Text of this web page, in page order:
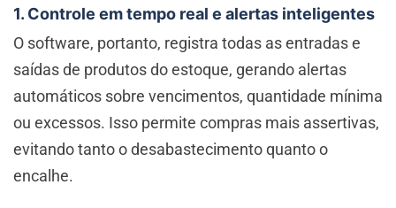
1. Controle em tempo real e alertas inteligentes
O software, portanto, registra todas as entradas e
saídas de produtos do estoque, gerando alertas
automáticos sobre vencimentos, quantidade mínima
ou excessos. Isso permite compras mais assertivas,
evitando tanto o desabastecimento quanto o
encalhe.